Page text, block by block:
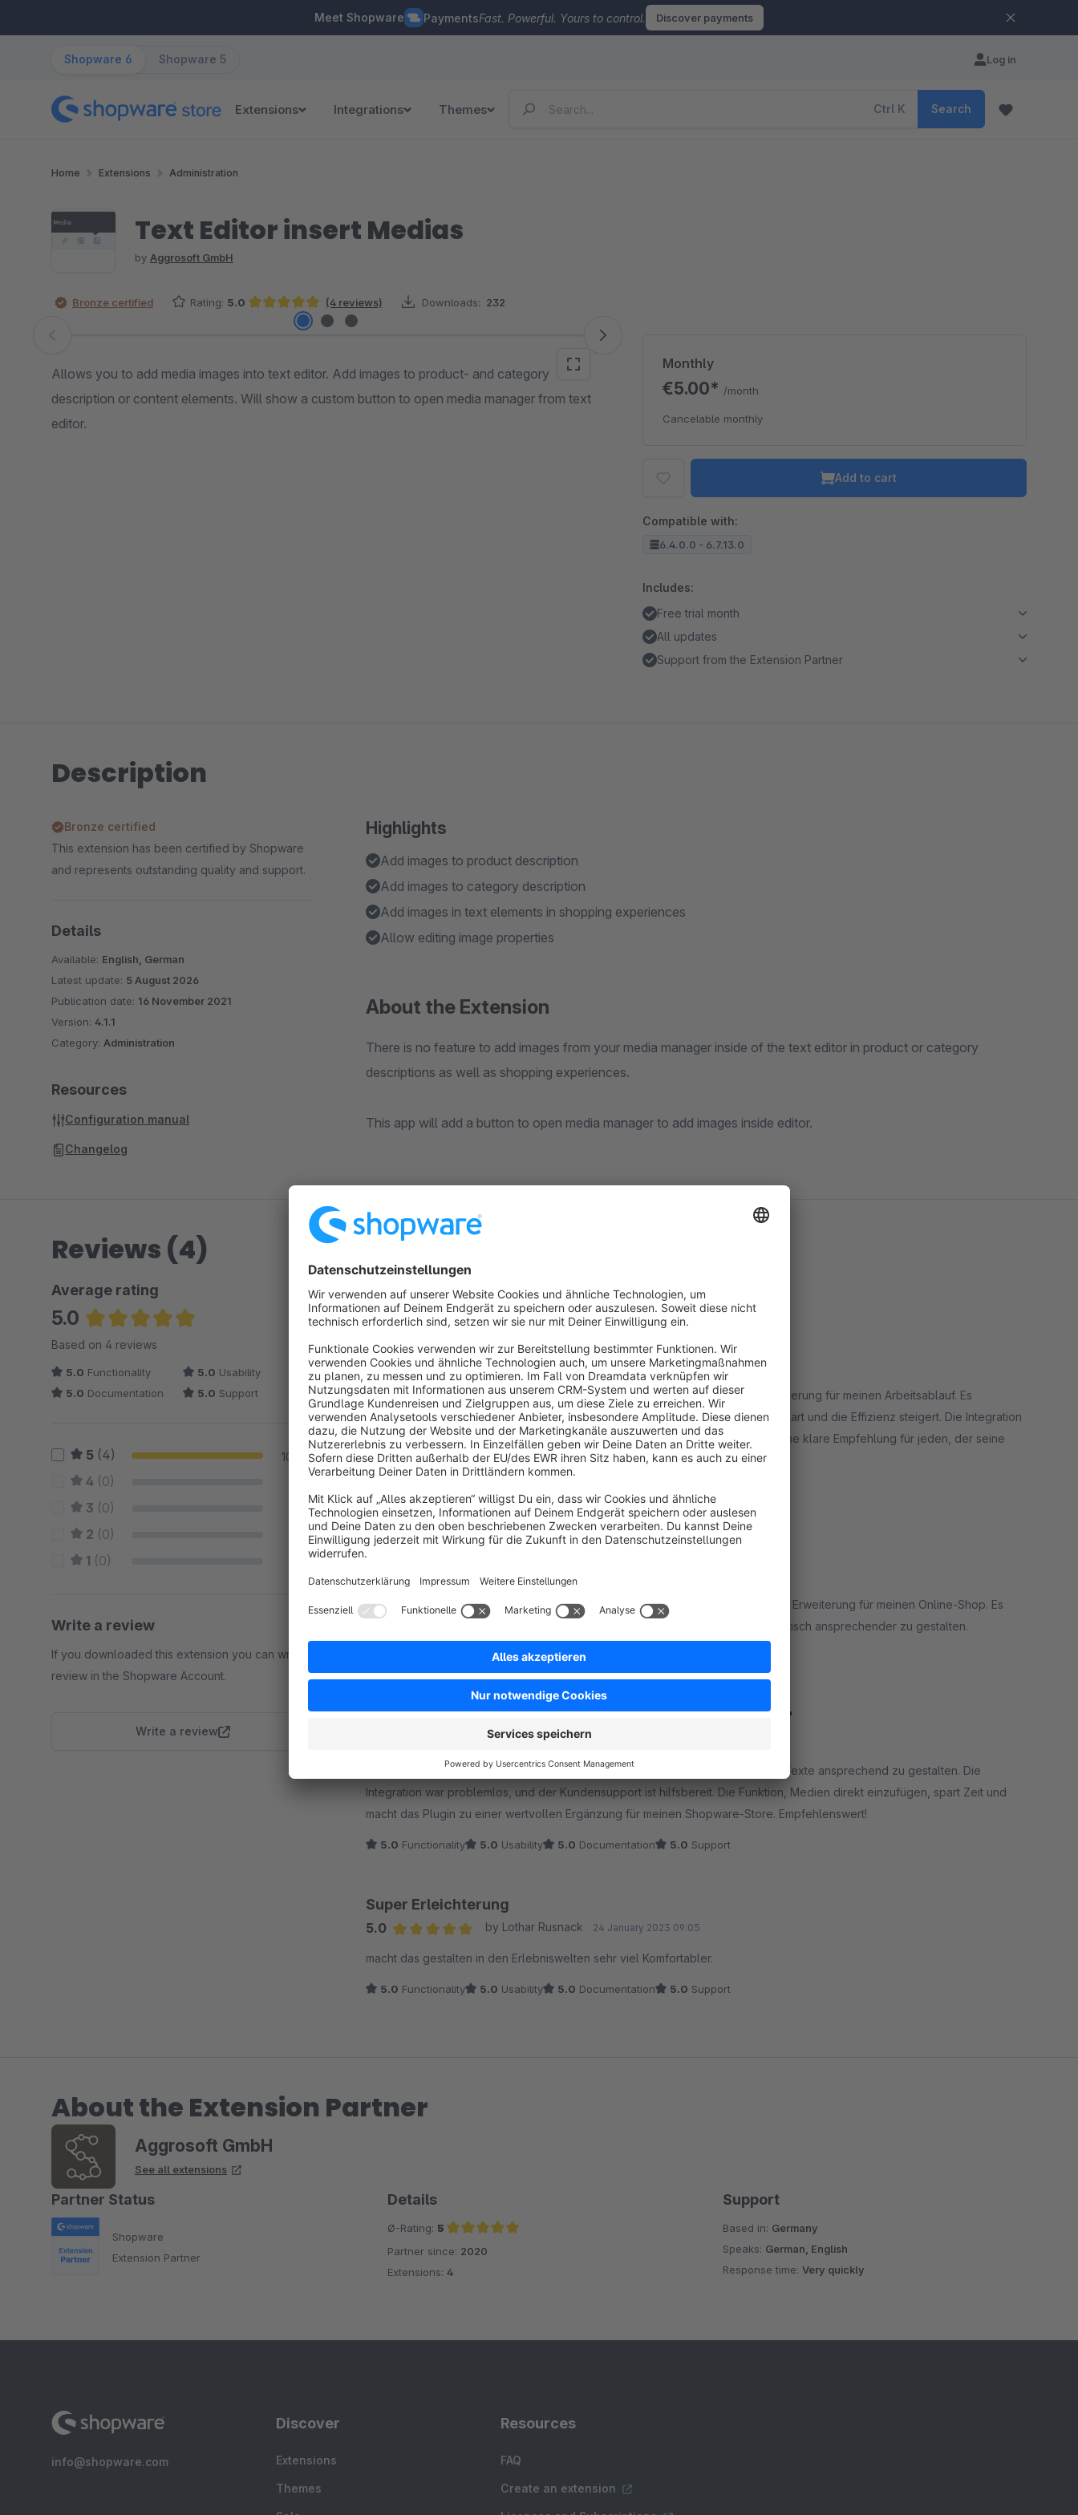
Meet Shopware PaymentsFast. Powerful. Yours to control. Discover payments
Shopware 6 Shopware 5 Log in
Extensions Integrations Themes Ctrl K Search
Home Extensions Administration
Text Editor insert Medias
by Aggrosoft GmbH
Bronze certified Rating: 5.0
Average rating of 5 out of 5 stars
(4 reviews) Downloads: 232
Skip image gallery
Allows you to add media images into text editor. Add images to product- and category
description or content elements. Will show a custom button to open media manager from text
editor.
Monthly
€5.00* /month
Cancelable monthly
Add to cart
Compatible with:
6.4.0.0 - 6.7.13.0
Includes:
Free trial month
All updates
Support from the Extension Partner
Description
Highlights
Add images to product description
Add images to category description
Add images in text elements in shopping experiences
Allow editing image properties
About the Extension
There is no feature to add images from your media manager inside of the text editor in product or category
descriptions as well as shopping experiences.
This app will add a button to open media manager to add images inside editor.
Bronze certified
This extension has been certified by Shopware
and represents outstanding quality and support.
Details
Available: English, German
Latest update: 5 August 2026
Publication date: 16 November 2021
Version: 4.1.1
Category: Administration
Resources
Configuration manual
Changelog
Reviews (4)
Average rating
5.0
Average rating of 5 out of 5 stars
Based on 4 reviews
5.0 Functionality 5.0 Usability
5.0 Documentation 5.0 Support
5 (4) 100 %
4 (0)
3 (0) 0 %
2 (0) 0 %
1 (0)
Write a review
If you downloaded this extension you can write a
review in the Shopware Account.
Write a review
Sort by
Top Plugin: 'Text Editor Medien hinzufügen' für Shopware
5.0
Average rating of 5 out of 5 stars
by Sabine Lang 3 June 2024 11:24
Das Plugin 'Text Editor Medien hinzufügen' für Shopware ist eine echte Bereicherung für meinen Arbeitsablauf. Es
ermöglicht mir, Medien nahtlos direkt aus meinem Editor einzufügen, was Zeit spart und die Effizienz steigert. Die Integration
ist intuitiv und die Funktionalität perfekt auf meine Bedürfnisse zugeschnitten. Eine klare Empfehlung für jeden, der seine
Arbeit mit Shopware optimieren möchte!
Praktische Erweiterung für kreative Inhalte
5.0
Das Modul "Text Editor - Medien hinzufügen" von Shopware ist eine praktische Erweiterung für meinen Online-Shop. Es
ermöglicht mir, Medien nahtlos in meine Texte einzufügen und meine Inhalte optisch ansprechender zu gestalten.
5.0Usability 5.0Documentation
Bewertung für das Modul "Text Editor - Medien hinzufügen"
Average rating of 5 out of 5 stars
by David Kaiser 5 July 2023 11:44
Das Modul ist äußerst benutzerfreundlich und bietet vielfältige Möglichkeiten, Texte ansprechend zu gestalten. Die
Integration war problemlos, und der Kundensupport ist hilfsbereit. Die Funktion, Medien direkt einzufügen, spart Zeit und
macht das Plugin zu einer wertvollen Ergänzung für meinen Shopware-Store. Empfehlenswert!
5.0 Functionality 5.0 Usability 5.0 Documentation 5.0 Support
Super Erleichterung
5.0
by Lothar Rusnack 24 January 2023 09:05
macht das gestalten in den Erlebniswelten sehr viel Komfortabler.
5.0 Functionality 5.0 Usability 5.0 Documentation 5.0 Support
About the Extension Partner
Aggrosoft GmbH
See all extensions
Partner Status
Shopware
Extension Partner
Details
Ø-Rating: 5
Average rating of 5 out of 5 stars
Partner since: 2020
Extensions: 4
Support
Based in: Germany
Speaks: German, English
Response time:Very quickly
info@shopware.com
Discover
Extensions
Themes
Resources
FAQ
Create an extension